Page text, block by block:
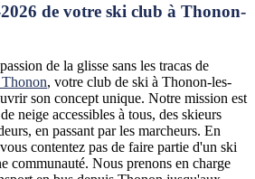
de votre ski club à Thonon-
de la glisse sans les tracas de
, votre club de ski à Thonon-les-
son concept unique. Notre mission est
neige accessibles à tous, des skieurs
en passant par les marcheurs. En
contentez pas de faire partie d'un ski
communauté. Nous prenons en charge